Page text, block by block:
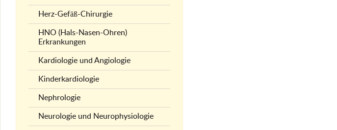
Herz-Gefäß-Chirurgie
HNO (Hals-Nasen-Ohren)
Erkrankungen
Kardiologie und Angiologie
Kinderkardiologie
Nephrologie
Neurologie und Neurophysiologie